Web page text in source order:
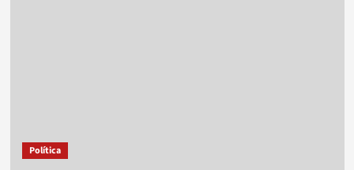
Política